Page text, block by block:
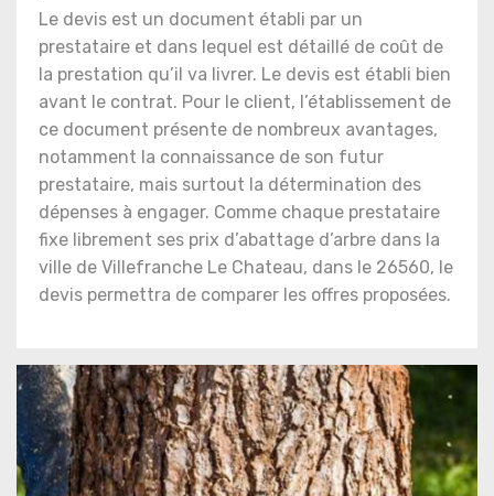
Le devis est un document établi par un
prestataire et dans lequel est détaillé de coût de
la prestation qu’il va livrer. Le devis est établi bien
avant le contrat. Pour le client, l’établissement de
ce document présente de nombreux avantages,
notamment la connaissance de son futur
prestataire, mais surtout la détermination des
dépenses à engager. Comme chaque prestataire
fixe librement ses prix d’abattage d’arbre dans la
ville de Villefranche Le Chateau, dans le 26560, le
devis permettra de comparer les offres proposées.